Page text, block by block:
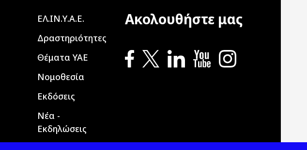
Main navigation
ΕΛ.ΙΝ.Υ.Α.Ε.
Δραστηριότητες
Θέματα ΥΑΕ
Νομοθεσία
Εκδόσεις
Νέα -
Εκδηλώσεις
Ακολουθήστε μας